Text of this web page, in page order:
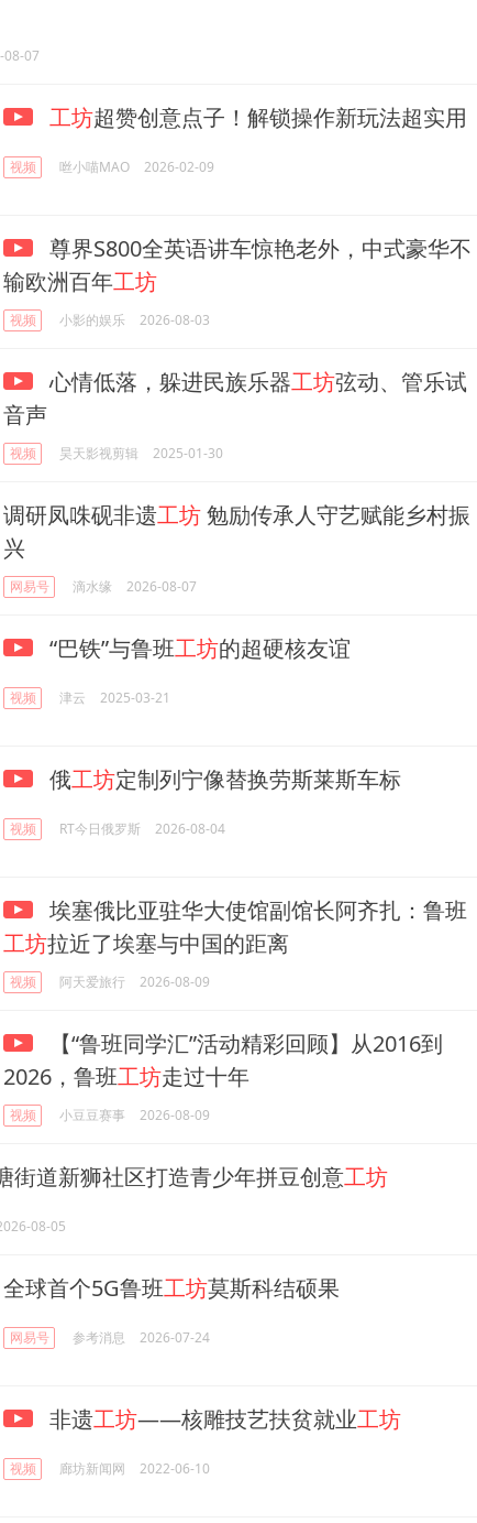
08-07
工坊超赞创意点子！解锁操作新玩法超实用
视频 咝小喵MAO 2026-02-09
尊界S800全英语讲车惊艳老外，中式豪华不
输欧洲百年工坊
视频 小影的娱乐 2026-08-03
心情低落，躲进民族乐器工坊弦动、管乐试
音声
视频 昊天影视剪辑 2025-01-30
调研凤咮砚非遗工坊勉励传承人守艺赋能乡村振
兴
网易号 滴水缘 2026-08-07
“巴铁”与鲁班工坊的超硬核友谊
视频 津云 2025-03-21
俄工坊定制列宁像替换劳斯莱斯车标
视频 RT今日俄罗斯 2026-08-04
埃塞俄比亚驻华大使馆副馆长阿齐扎：鲁班
工坊拉近了埃塞与中国的距离
视频 阿天爱旅行 2026-08-09
【“鲁班同学汇”活动精彩回顾】从2016到
2026，鲁班工坊走过十年
视频 小豆豆赛事 2026-08-09
街道新狮社区打造青少年拼豆创意工坊
08-05
全球首个5G鲁班工坊莫斯科结硕果
网易号 参考消息 2026-07-24
非遗工坊——核雕技艺扶贫就业工坊
视频 廊坊新闻网 2022-06-10